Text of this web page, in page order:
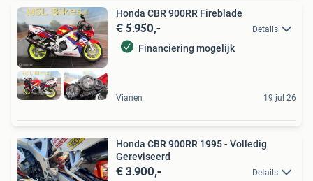
Honda CBR 900RR Fireblade
€ 5.950,- Details
Financiering mogelijk
Vianen 19 jul 26
Honda CBR 900RR 1995 - Volledig
Gereviseerd
€ 3.900,- Details